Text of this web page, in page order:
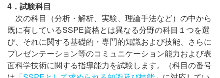
4．試験科目
次の科目（分析・解析、実験、理論手法など）の中から
既に有しているSSPE資格とは異なる分野の科目１つを選
び、それに関する基礎的・専門的知識および技能、さらに
プレゼンテーション等のコミュニケーション能力および表
面科学技術に関する指導能力を試験します。（科目の番号